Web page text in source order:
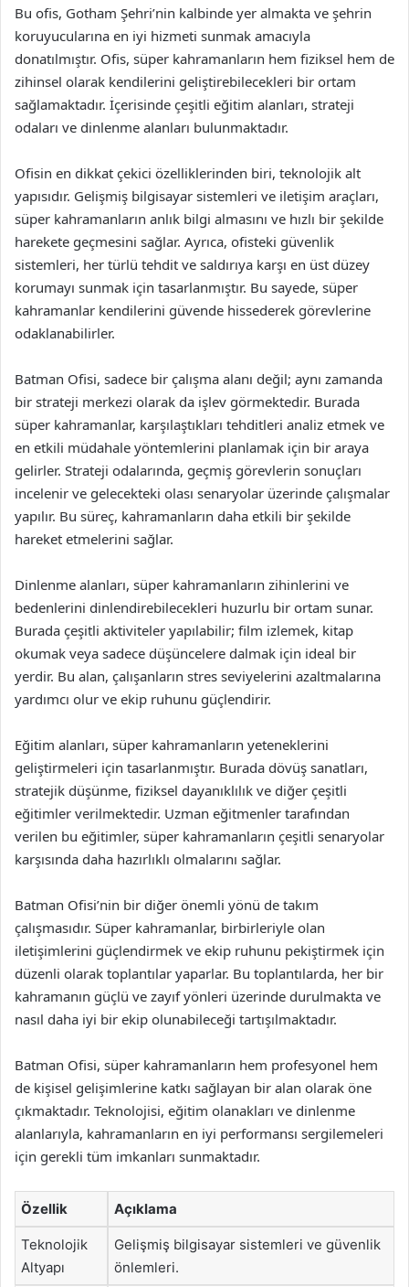
Bu ofis, Gotham Şehri’nin kalbinde yer almakta ve şehrin
koruyucularına en iyi hizmeti sunmak amacıyla
donatılmıştır. Ofis, süper kahramanların hem fiziksel hem de
zihinsel olarak kendilerini geliştirebilecekleri bir ortam
sağlamaktadır. İçerisinde çeşitli eğitim alanları, strateji
odaları ve dinlenme alanları bulunmaktadır.
Ofisin en dikkat çekici özelliklerinden biri, teknolojik alt
yapısıdır. Gelişmiş bilgisayar sistemleri ve iletişim araçları,
süper kahramanların anlık bilgi almasını ve hızlı bir şekilde
harekete geçmesini sağlar. Ayrıca, ofisteki güvenlik
sistemleri, her türlü tehdit ve saldırıya karşı en üst düzey
korumayı sunmak için tasarlanmıştır. Bu sayede, süper
kahramanlar kendilerini güvende hissederek görevlerine
odaklanabilirler.
Batman Ofisi, sadece bir çalışma alanı değil; aynı zamanda
bir strateji merkezi olarak da işlev görmektedir. Burada
süper kahramanlar, karşılaştıkları tehditleri analiz etmek ve
en etkili müdahale yöntemlerini planlamak için bir araya
gelirler. Strateji odalarında, geçmiş görevlerin sonuçları
incelenir ve gelecekteki olası senaryolar üzerinde çalışmalar
yapılır. Bu süreç, kahramanların daha etkili bir şekilde
hareket etmelerini sağlar.
Dinlenme alanları, süper kahramanların zihinlerini ve
bedenlerini dinlendirebilecekleri huzurlu bir ortam sunar.
Burada çeşitli aktiviteler yapılabilir; film izlemek, kitap
okumak veya sadece düşüncelere dalmak için ideal bir
yerdir. Bu alan, çalışanların stres seviyelerini azaltmalarına
yardımcı olur ve ekip ruhunu güçlendirir.
Eğitim alanları, süper kahramanların yeteneklerini
geliştirmeleri için tasarlanmıştır. Burada dövüş sanatları,
stratejik düşünme, fiziksel dayanıklılık ve diğer çeşitli
eğitimler verilmektedir. Uzman eğitmenler tarafından
verilen bu eğitimler, süper kahramanların çeşitli senaryolar
karşısında daha hazırlıklı olmalarını sağlar.
Batman Ofisi’nin bir diğer önemli yönü de takım
çalışmasıdır. Süper kahramanlar, birbirleriyle olan
iletişimlerini güçlendirmek ve ekip ruhunu pekiştirmek için
düzenli olarak toplantılar yaparlar. Bu toplantılarda, her bir
kahramanın güçlü ve zayıf yönleri üzerinde durulmakta ve
nasıl daha iyi bir ekip olunabileceği tartışılmaktadır.
Batman Ofisi, süper kahramanların hem profesyonel hem
de kişisel gelişimlerine katkı sağlayan bir alan olarak öne
çıkmaktadır. Teknolojisi, eğitim olanakları ve dinlenme
alanlarıyla, kahramanların en iyi performansı sergilemeleri
için gerekli tüm imkanları sunmaktadır.
Özellik Açıklama
Teknolojik
Altyapı
Gelişmiş bilgisayar sistemleri ve güvenlik
önlemleri.